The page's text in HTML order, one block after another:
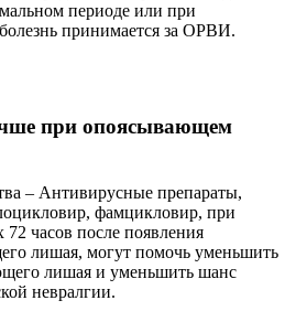
периоде или при
принимается за ОРВИ.
при опоясывающем
– Антивирусные препараты,
фамцикловир, при
часов после появления
лишая, могут помочь уменьшить
лишая и уменьшить шанс
невралгии.